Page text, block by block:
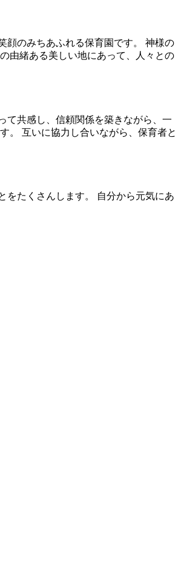
顔のみちあふれる保育園です。 神様の
由緒ある美しい地にあって、人々との
て共感し、信頼関係を築きながら、一
。 互いに協力し合いながら、保育者と
をたくさんします。 自分から元気にあ